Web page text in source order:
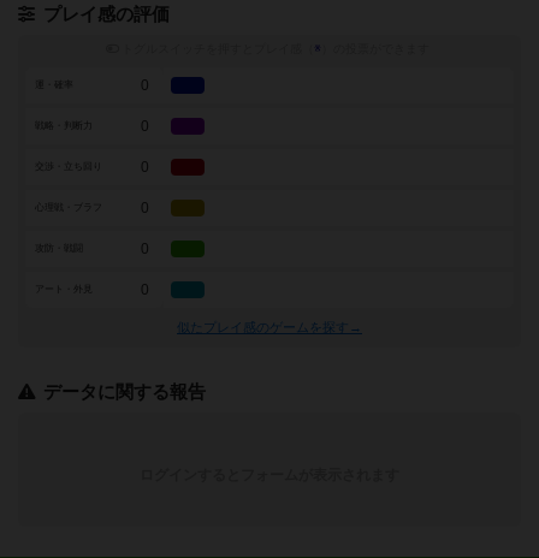
プレイ感の評価
※
0
戦略・判断力 0
0
0
0
アート・外見 0
似たプレイ感のゲームを探す→
データに関する報告